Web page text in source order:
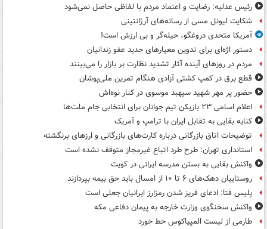
رئیس عدلیه: رضایت و اعتماد مردم با لفاظی حاصل نمی‌شود
شکایت لیونل مسی از رسانه‌های آرژانتینی
آمریکا متحدی دروغگو، حیله‌گر و بی ارزش است!
دستور اژه‌ای برای تدوین معیارهای جدید عفو زندانیان
مردم در روزهای آینده آثار تشدید نظارت بر بازار را می‌بینند
قطع برق در کمپ کشتی آزادی هنگام تمرین ملی‌پوشان
حضور پر مهر شهید سپهبد موسوی در کنار نوه‌اش
اعلام اسامی ۲۳ بازیکن تیم جوانان برای انتخابی جام ملت‌ها
کنایه بقایی به تقابل ایران با ترامپ و آمریک
توضیحات اتاق بازرگانی درباره کارت‌های بازرگانی و ارزهای برنگشته
استانداری تهران: طرح طرد اتباع غیرمجاز متوقف نشده است
واکنش بقایی به بستن مدرسه ایرانی در کویت
روستاییان دهک‌های ۶ تا ۱۰ از امسال باید حق بیمه بپردازند
پلیس فتا: ادعای فریز شدن رمزارز ایرانیان جعلی است
واکنش سخنگوی وزارت خارجه به پیمان دفاعی مکه
طارمی از لیست المپیاکوس خط خورد